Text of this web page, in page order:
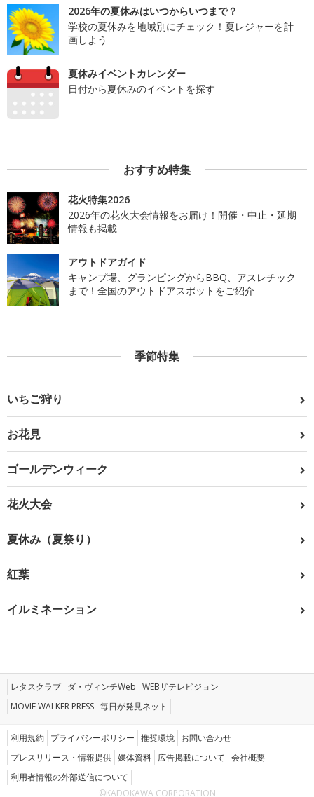
2026年の夏休みはいつからいつまで？
学校の夏休みを地域別にチェック！夏レジャーを計
画しよう
夏休みイベントカレンダー
日付から夏休みのイベントを探す
おすすめ特集
花火特集2026
2026年の花火大会情報をお届け！開催・中止・延期
情報も掲載
アウトドアガイド
キャンプ場、グランピングからBBQ、アスレチック
まで！全国のアウトドアスポットをご紹介
季節特集
いちご狩り
お花見
ゴールデンウィーク
花火大会
夏休み（夏祭り）
紅葉
イルミネーション
レタスクラブ ダ・ヴィンチWeb WEBザテレビジョン
MOVIE WALKER PRESS 毎日が発見ネット
利用規約 プライバシーポリシー 推奨環境 お問い合わせ
プレスリリース・情報提供 媒体資料 広告掲載について 会社概要
利用者情報の外部送信について
©KADOKAWA CORPORATION